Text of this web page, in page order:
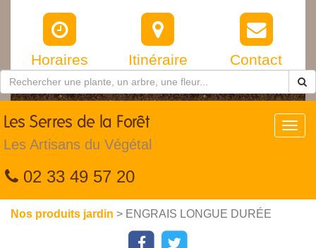
Horaires Itinéraire Contact
Les Serres de la Forêt
Les Artisans du Végétal
02 33 49 57 20
Nos produits jardin > ENGRAIS LONGUE DURÉE